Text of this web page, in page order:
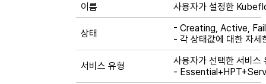
이름
사용자가 설정한
상태 - Creating, Active,
- 각 상태값에 대한 자세
서비스 유형
사용자가 선택한 서비스
-